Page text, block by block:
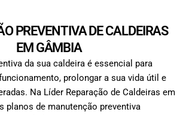
PREVENTIVA DE CALDEIRAS
EM GÂMBIA
da sua caldeira é essencial para
prolongar a sua vida útil e
Na Líder Reparação de Caldeiras em
planos de manutenção preventiva